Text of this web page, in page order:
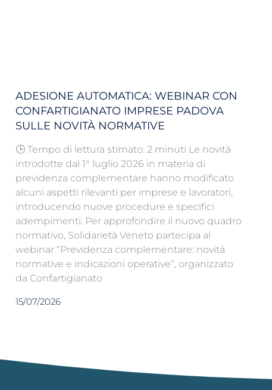
ADESIONE AUTOMATICA: WEBINAR CON
CONFARTIGIANATO IMPRESE PADOVA
SULLE NOVITÀ NORMATIVE
🕒 Tempo di lettura stimato: 2 minuti Le novità
introdotte dal 1° luglio 2026 in materia di
previdenza complementare hanno modificato
alcuni aspetti rilevanti per imprese e lavoratori,
introducendo nuove procedure e specifici
adempimenti. Per approfondire il nuovo quadro
normativo, Solidarietà Veneto partecipa al
webinar “Previdenza complementare: novità
normative e indicazioni operative“, organizzato
da Confartigianato
15/07/2026